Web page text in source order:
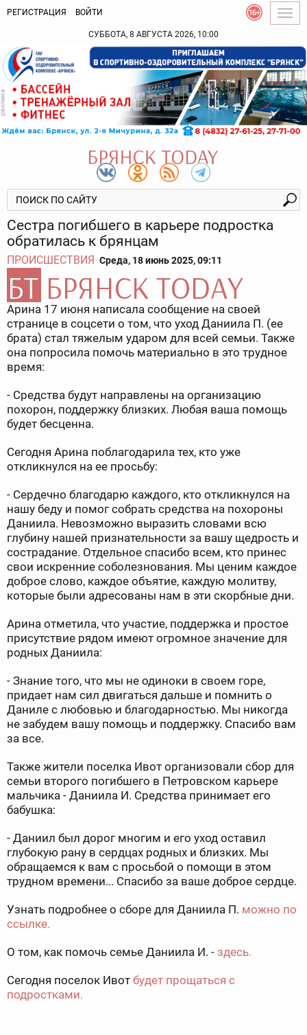
РЕГИСТРАЦИЯ ВОЙТИ
СУББОТА, 8 АВГУСТА 2026, 10:00
Сестра погибшего в карьере подростка
обратилась к брянцам
ПРОИСШЕСТВИЯ Среда, 18 июнь 2025, 09:11
Арина 17 июня написала сообщение на своей
странице в соцсети о том, что уход Даниила П. (ее
брата) стал тяжелым ударом для всей семьи. Также
она попросила помочь материально в это трудное
время:
- Средства будут направлены на организацию
похорон, поддержку близких. Любая ваша помощь
будет бесценна.
Сегодня Арина поблагодарила тех, кто уже
откликнулся на ее просьбу:
- Сердечно благодарю каждого, кто откликнулся на
нашу беду и помог собрать средства на похороны
Даниила. Невозможно выразить словами всю
глубину нашей признательности за вашу щедрость и
сострадание. Отдельное спасибо всем, кто принес
свои искренние соболезнования. Мы ценим каждое
доброе слово, каждое объятие, каждую молитву,
которые были адресованы нам в эти скорбные дни.
Арина отметила, что участие, поддержка и простое
присутствие рядом имеют огромное значение для
родных Даниила:
- Знание того, что мы не одиноки в своем горе,
придает нам сил двигаться дальше и помнить о
Даниле с любовью и благодарностью. Мы никогда
не забудем вашу помощь и поддержку. Спасибо вам
за все.
Также жители поселка Ивот организовали сбор для
семьи второго погибшего в Петровском карьере
мальчика - Даниила И. Средства принимает его
бабушка:
- Даниил был дорог многим и его уход оставил
глубокую рану в сердцах родных и близких. Мы
обращаемся к вам с просьбой о помощи в этом
трудном времени... Спасибо за ваше доброе сердце.
Узнать подробнее о сборе для Даниила П. можно по
ссылке.
О том, как помочь семье Даниила И. - здесь.
Сегодня поселок Ивот будет прощаться с
подростками.